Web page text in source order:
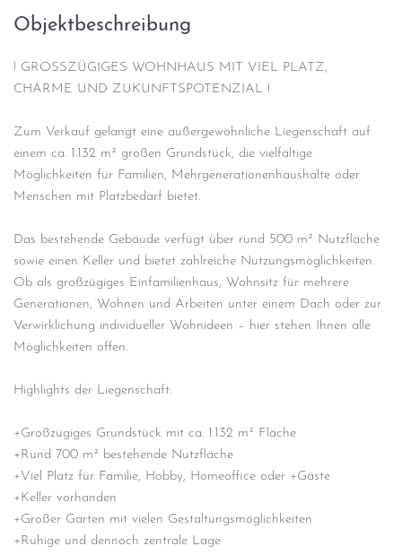
Objektbeschreibung
! GROSSZÜGIGES WOHNHAUS MIT VIEL PLATZ,
CHARME UND ZUKUNFTSPOTENZIAL !
Zum Verkauf gelangt eine außergewöhnliche Liegenschaft auf
einem ca. 1.132 m² großen Grundstück, die vielfältige
Möglichkeiten für Familien, Mehrgenerationenhaushalte oder
Menschen mit Platzbedarf bietet.
Das bestehende Gebäude verfügt über rund 500 m² Nutzfläche
sowie einen Keller und bietet zahlreiche Nutzungsmöglichkeiten.
Ob als großzügiges Einfamilienhaus, Wohnsitz für mehrere
Generationen, Wohnen und Arbeiten unter einem Dach oder zur
Verwirklichung individueller Wohnideen – hier stehen Ihnen alle
Möglichkeiten offen.
Highlights der Liegenschaft:
+Großzügiges Grundstück mit ca. 1.132 m² Fläche
+Rund 700 m² bestehende Nutzfläche
+Viel Platz für Familie, Hobby, Homeoffice oder +Gäste
+Keller vorhanden
+Großer Garten mit vielen Gestaltungsmöglichkeiten
+Ruhige und dennoch zentrale Lage